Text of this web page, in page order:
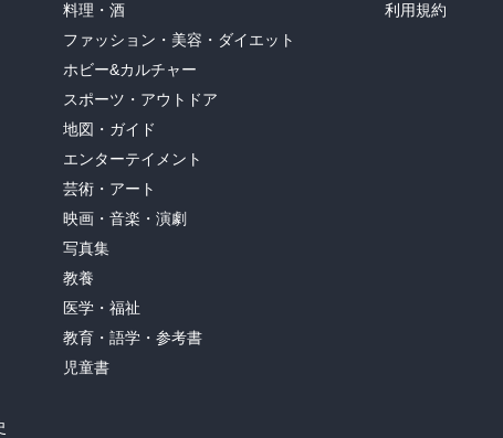
料理・酒
ファッション・美容・ダイエット
ホビー&カルチャー
スポーツ・アウトドア
地図・ガイド
エンターテイメント
芸術・アート
映画・音楽・演劇
写真集
教養
医学・福祉
教育・語学・参考書
児童書
利用規約